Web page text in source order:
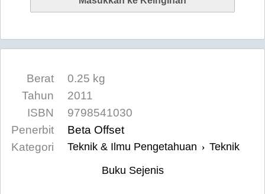
Berat
0.25 kg
Tahun
2011
ISBN
9798541030
Penerbit
Beta Offset
Kategori
Teknik & Ilmu Pengetahuan › Teknik
Buku Sejenis